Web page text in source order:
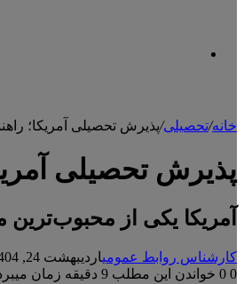
خانه/تحصیلی/پذیرش تحصیلی آمریکا؛
پذیرش تحصیلی
آمریکا یکی از
کارشناس روابط عمومیاردیبهشت 24, 1404
0
خواندن این مطلب 9 دقیقه زمان میبرد